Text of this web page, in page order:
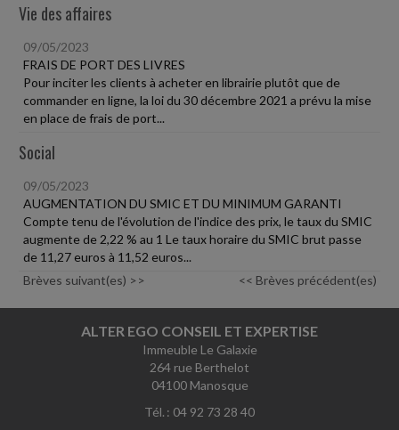
Vie des affaires
09/05/2023
FRAIS DE PORT DES LIVRES
Pour inciter les clients à acheter en librairie plutôt que de
commander en ligne, la loi du 30 décembre 2021 a prévu la mise
en place de frais de port...
Social
09/05/2023
AUGMENTATION DU SMIC ET DU MINIMUM GARANTI
Compte tenu de l'évolution de l'indice des prix, le taux du SMIC
augmente de 2,22 % au 1 Le taux horaire du SMIC brut passe
de 11,27 euros à 11,52 euros...
Brèves suivant(es) >>
<< Brèves précédent(es)
ALTER EGO CONSEIL ET EXPERTISE
Immeuble Le Galaxie
264 rue Berthelot
04100 Manosque
Tél. : 04 92 73 28 40